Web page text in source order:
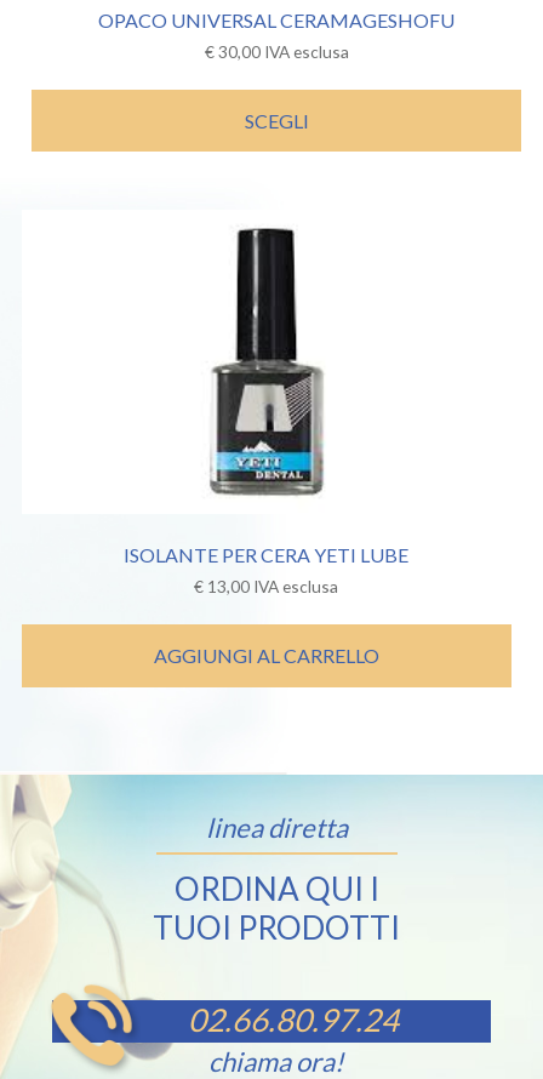
OPACO UNIVERSAL CERAMAGESHOFU
€30,00 IVA esclusa
SCEGLI
ISOLANTE PER CERA YETI LUBE
€ 13,00 IVA esclusa
AGGIUNGI AL CARRELLO
linea diretta
ORDINA QUI I
TUOI PRODOTTI
02.66.80.97.24
chiama ora!